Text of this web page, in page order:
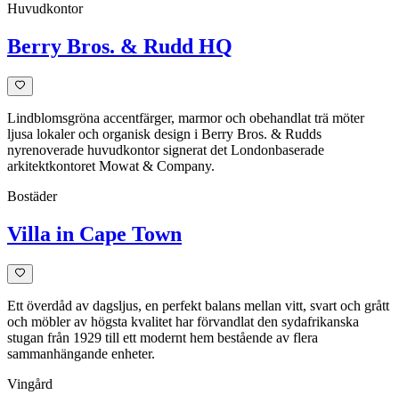
Huvudkontor
Berry Bros. & Rudd HQ
Lindblomsgröna accentfärger, marmor och obehandlat trä möter
ljusa lokaler och organisk design i Berry Bros. & Rudds
nyrenoverade huvudkontor signerat det Londonbaserade
arkitektkontoret Mowat & Company.
Bostäder
Villa in Cape Town
Ett överdåd av dagsljus, en perfekt balans mellan vitt, svart och grått
och möbler av högsta kvalitet har förvandlat den sydafrikanska
stugan från 1929 till ett modernt hem bestående av flera
sammanhängande enheter.
Vingård